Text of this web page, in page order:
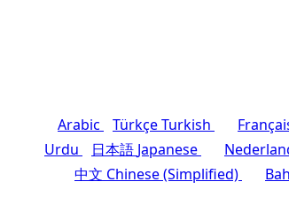
Arabic TürkçeTurkish
Urdu 日本語Japanese
中文Chinese (Simplified)